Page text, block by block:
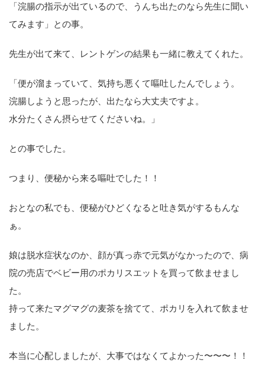
「浣腸の指示が出ているので、うんち出たのなら先生に聞い
てみます」との事。
先生が出て来て、レントゲンの結果も一緒に教えてくれた。
「便が溜まっていて、気持ち悪くて嘔吐したんでしょう。
浣腸しようと思ったが、出たなら大丈夫ですよ。
水分たくさん摂らせてくださいね。」
との事でした。
つまり、便秘から来る嘔吐でした！！
おとなの私でも、便秘がひどくなると吐き気がするもんな
ぁ。
娘は脱水症状なのか、顔が真っ赤で元気がなかったので、病
院の売店でベビー用のポカリスエットを買って飲ませまし
た。
持って来たマグマグの麦茶を捨てて、ポカリを入れて飲ませ
ました。
本当に心配しましたが、大事ではなくてよかった〜〜〜！！